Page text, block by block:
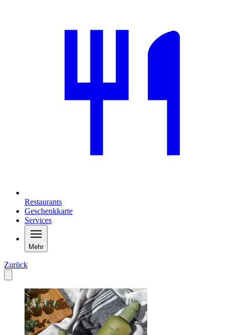
Restaurants
Geschenkkarte
Services
Mehr
Zurück